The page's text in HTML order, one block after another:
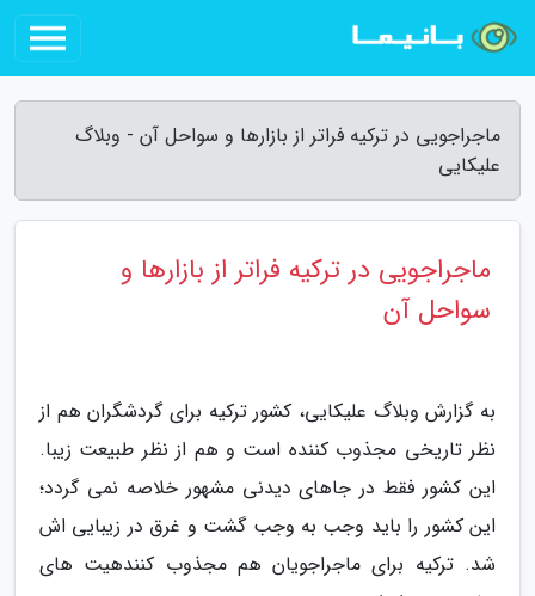
ماجراجویی در ترکیه فراتر از بازارها و سواحل آن - وبلاگ
علیکایی
ماجراجویی در ترکیه فراتر از بازارها و
سواحل آن
به گزارش وبلاگ علیکایی، کشور ترکیه برای گردشگران هم از
نظر تاریخی مجذوب کننده است و هم از نظر طبیعت زیبا.
این کشور فقط در جاهای دیدنی مشهور خلاصه نمی گردد؛
این کشور را باید وجب به وجب گشت و غرق در زیبایی اش
شد. ترکیه برای ماجراجویان هم مجذوب کنندهیت های